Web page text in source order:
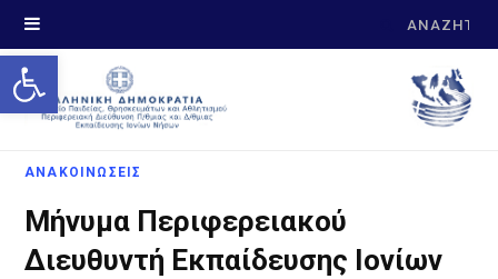
Open toolbar
Search
ΑΝΑΚΟΙΝΩΣΕΙΣ
Μήνυμα Περιφερειακού
Διευθυντή Εκπαίδευσης Ιονίων